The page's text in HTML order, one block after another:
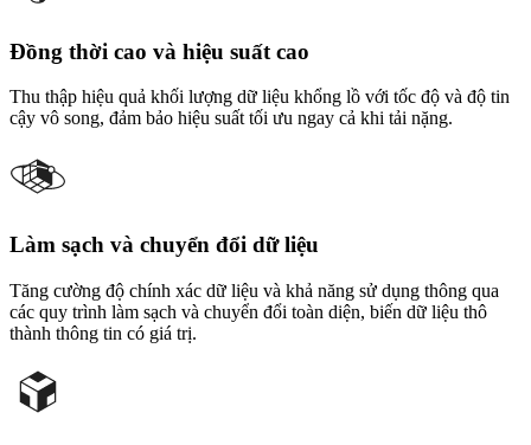
Đồng thời cao và hiệu suất cao
Thu thập hiệu quả khối lượng dữ liệu khổng lồ với tốc độ và độ tin
cậy vô song, đảm bảo hiệu suất tối ưu ngay cả khi tải nặng.
Làm sạch và chuyển đổi dữ liệu
Tăng cường độ chính xác dữ liệu và khả năng sử dụng thông qua
các quy trình làm sạch và chuyển đổi toàn diện, biến dữ liệu thô
thành thông tin có giá trị.